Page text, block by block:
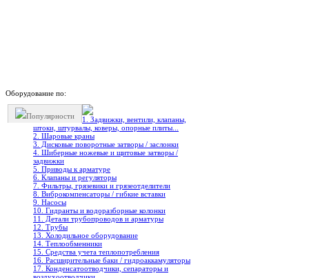
Оборудование по:
Популярности
1. Задвижки, вентили, клапаны,
штоки, штурвалы, коверы, опорные плиты...
2. Шаровые краны
3. Дисковые поворотные затворы / заслонки
4. Шиберные ножевые и щитовые затворы /
задвижки
5. Приводы к арматуре
6. Клапаны и регуляторы
7. Фильтры, грязевики и грязеотделители
8. Виброкомпенсаторы / гибкие вставки
9. Насосы
10. Гидранты и водоразборные колонки
11. Детали трубопроводов и арматуры
12. Трубы
13. Холодильное oборудование
14. Теплообменники
15. Средства учета теплопотребления
16. Расширительные баки / гидроаккамуляторы
17. Конденсатоотводчики, сепараторы и